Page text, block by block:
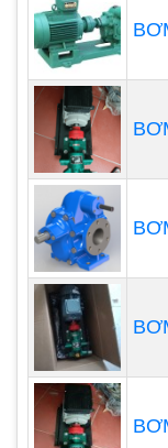
Thân bơm
Gồm hai thân
tiếp xúc trực
dụng lý – hóa
phải được chế